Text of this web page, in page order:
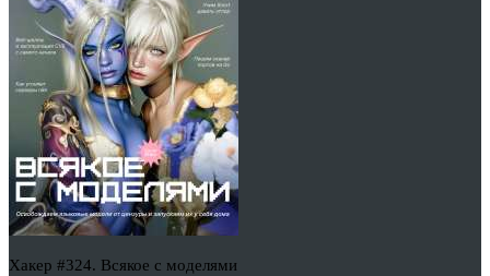
Хакер #324. Всякое с моделями